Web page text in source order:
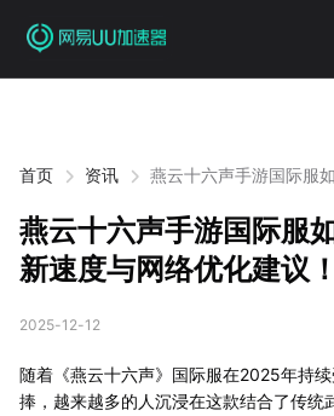
首页 资讯
燕云十六声手游国际服
燕云十六声手游国际服
新速度与网络优化建议！
2025-12-12
随着《燕云十六声》国际服在2025年持
捧，越来越多的人沉浸在这款结合了传统